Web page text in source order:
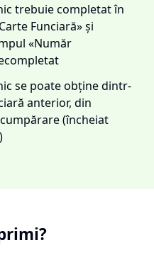
trebuie completat în
Funciară» și
«Număr
se poate obține dintr-
anterior, din
(încheiat